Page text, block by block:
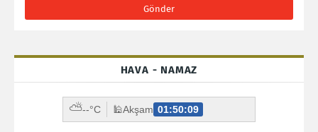
HAVA - NAMAZ
⛅--°C 🕌Akşam 01:50:07